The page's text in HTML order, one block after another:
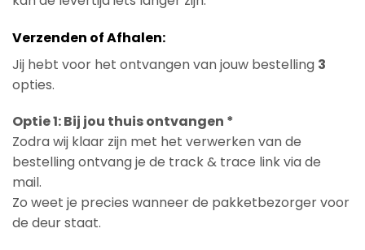
Verzenden of Afhalen:
Jij hebt voor het ontvangen van jouw bestelling 3
opties.
Optie 1: Bij jou thuis ontvangen *
Zodra wij klaar zijn met het verwerken van de
bestelling ontvang je de track & trace link via de
mail.
Zo weet je precies wanneer de pakketbezorger voor
de deur staat.